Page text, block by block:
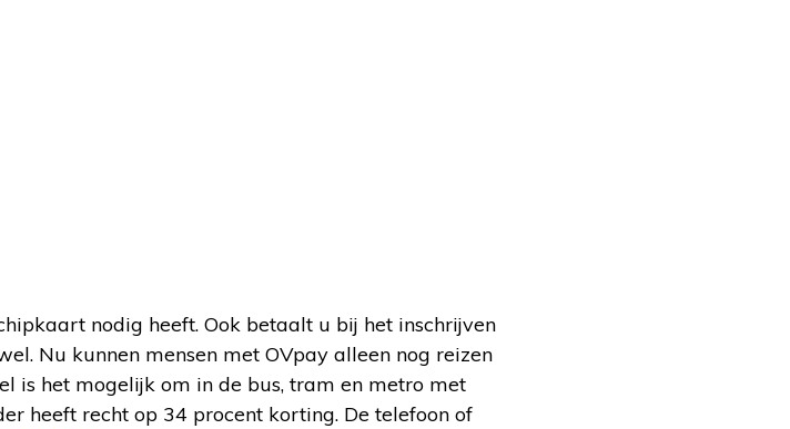
nodig heeft. Ook betaalt u bij het inschrijven
Nu kunnen mensen met OVpay alleen nog reizen
is het mogelijk om in de bus, tram en metro met
heeft recht op 34 procent korting. De telefoon of